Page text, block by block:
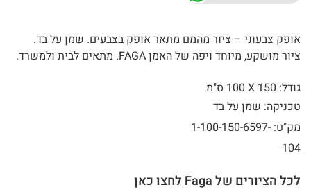
אופק צבעוני – ציור מהמם מתאר אופק בצבעים. שמן על בד.
ציור מושקע, מיוחד ויפה של האמן FAGA. מתאים לבית ולמשרד.
גודל: 150 X
100 ס"מ
טכניקה: שמן על בד
מק"ט: 1-100-150-6597-
104
לכל הציורים של Faga לחצו כאן